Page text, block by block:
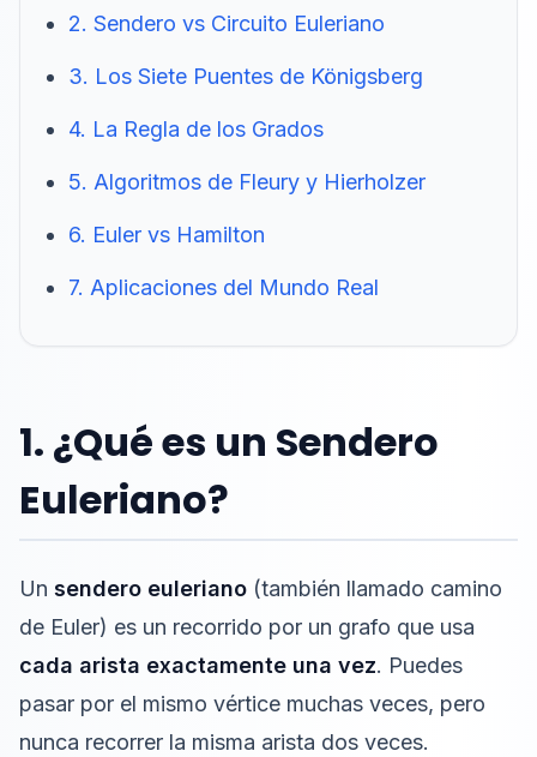
2. Sendero vs Circuito Euleriano
3. Los Siete Puentes de Königsberg
4. La Regla de los Grados
5. Algoritmos de Fleury y Hierholzer
6. Euler vs Hamilton
7. Aplicaciones del Mundo Real
1. ¿Qué es un Sendero
Euleriano?
Un sendero euleriano (también llamado camino
de Euler) es un recorrido por un grafo que usa
cada arista exactamente una vez. Puedes
pasar por el mismo vértice muchas veces, pero
nunca recorrer la misma arista dos veces.